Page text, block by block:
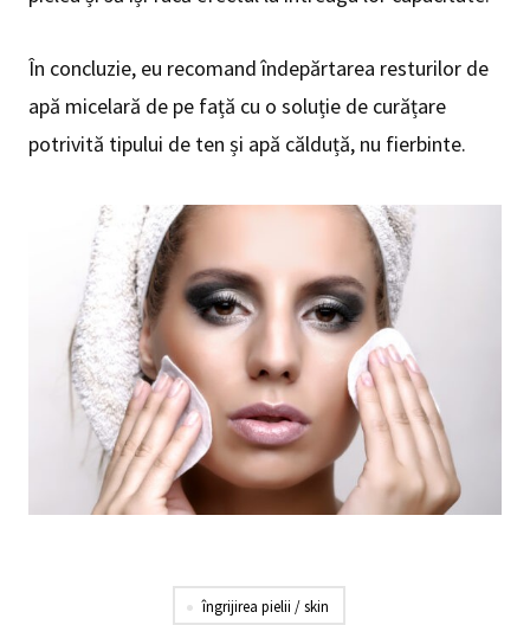
În concluzie, eu recomand îndepărtarea resturilor de
apă micelară de pe față cu o soluție de curățare
potrivită tipului de ten și apă călduță, nu fierbinte.
îngrijirea pielii / skin